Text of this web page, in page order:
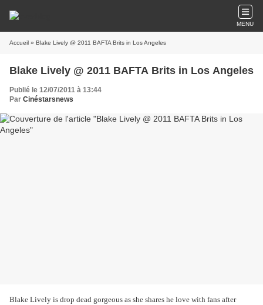
MENU
Accueil » Blake Lively @ 2011 BAFTA Brits in Los Angeles
Blake Lively @ 2011 BAFTA Brits in Los Angeles
Publié le 12/07/2011 à 13:44
Par Cinéstarsnews
Blake Lively is drop dead gorgeous as she shares he love with fans after